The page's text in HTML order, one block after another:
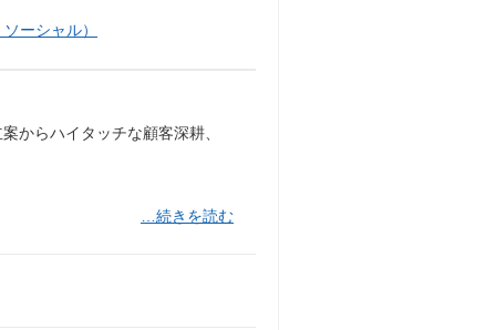
ーシャル）
からハイタッチな顧客深耕、
…続きを読む